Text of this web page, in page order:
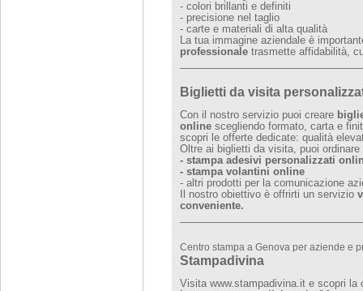
- colori brillanti e definiti
- precisione nel taglio
- carte e materiali di alta qualità
La tua immagine aziendale è
professionale trasmette affidabilità,
Biglietti da visita
Con il nostro servizio puoi creare
online scegliendo formato, carta e
scopri le offerte dedicate: qualità
Oltre ai biglietti da visita, puoi ordinare
- stampa adesivi personalizzati
- stampa volantini online
- altri prodotti per la comunicazione
Il nostro obiettivo è offrirti un servizio
conveniente.
Centro stampa a Genova per aziende e
Stampadivina
Visita www.stampadivina.it e scopri la